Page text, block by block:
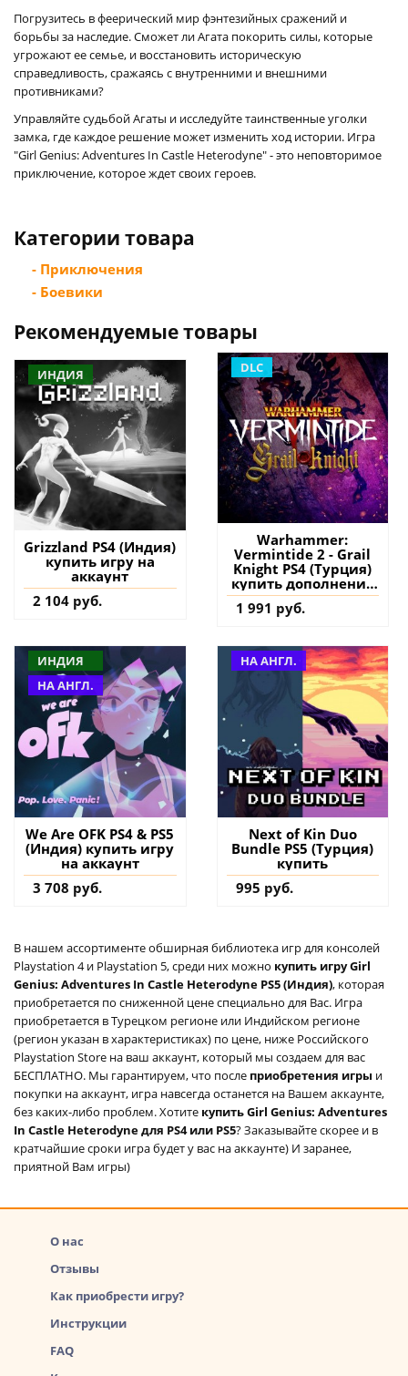
Погрузитесь в феерический мир фэнтезийных сражений и
борьбы за наследие. Сможет ли Агата покорить силы, которые
угрожают ее семье, и восстановить историческую
справедливость, сражаясь с внутренними и внешними
противниками?
Управляйте судьбой Агаты и исследуйте таинственные уголки
замка, где каждое решение может изменить ход истории. Игра
"Girl Genius: Adventures In Castle Heterodyne" - это неповторимое
приключение, которое ждет своих героев.
Категории товара
- Приключения
- Боевики
Рекомендуемые товары
ИНДИЯ
Grizzland PS4 (Индия)
купить игру на
аккаунт
2 104 руб.
DLC
Warhammer:
Vermintide 2 - Grail
Knight PS4 (Турция)
купить дополнение
на аккаунт
1 991 руб.
ИНДИЯ
НА АНГЛ.
We Are OFK PS4 & PS5
(Индия) купить игру
на аккаунт
3 708 руб.
НА АНГЛ.
Next of Kin Duo
Bundle PS5 (Турция)
купить
995 руб.
В нашем ассортименте обширная библиотека игр для консолей
Playstation 4 и Playstation 5, среди них можно купить игру Girl
Genius: Adventures In Castle Heterodyne PS5 (Индия), которая
приобретается по сниженной цене специально для Вас. Игра
приобретается в Турецком регионе или Индийском регионе
(регион указан в характеристиках) по цене, ниже Российского
Playstation Store на ваш аккаунт, который мы создаем для вас
БЕСПЛАТНО. Мы гарантируем, что после приобретения игры и
покупки на аккаунт, игра навсегда останется на Вашем аккаунте,
без каких-либо проблем. Хотите купить Girl Genius: Adventures
In Castle Heterodyne для PS4 или PS5? Заказывайте скорее и в
кратчайшие сроки игра будет у вас на аккаунте) И заранее,
приятной Вам игры)
О нас
Отзывы
Как приобрести игру?
Инструкции
FAQ